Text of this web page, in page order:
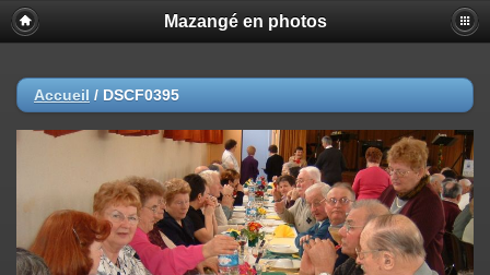
Mazangé en photos
Accueil / DSCF0395